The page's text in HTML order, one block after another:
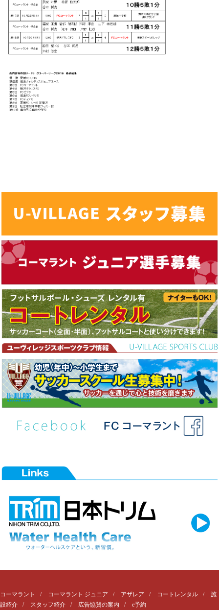
コーマラント コーマラント ジュニア アザレア コートレンタル
施
設紹介
スタッフ紹介 広告協賛の案内 e予約